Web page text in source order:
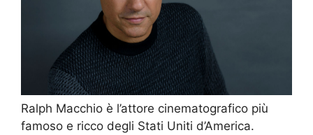
Ralph Macchio è l’attore cinematografico più
famoso e ricco degli Stati Uniti d’America.